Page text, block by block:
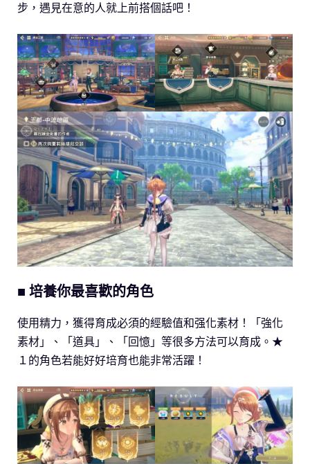
步，遇見在意的人就上前搭個話吧！
■ 培養你最喜歡的角色
使用精力，獲得育成必須的經驗值和强化素材！「強化
素材」、「道具」、「回憶」等很多方法可以育成。★
１的角色若能好好培育也能非常活躍！